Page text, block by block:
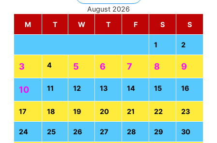
August 2026
M
T W T F S S
1 2
3 4 5 6 7 8 9
10 11 12 13 14 15 16
17 18 19 20 21 22 23
24 25 26 27 28 29 30